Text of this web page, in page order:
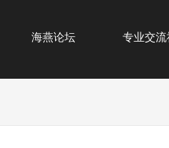
海燕论坛 专业交流